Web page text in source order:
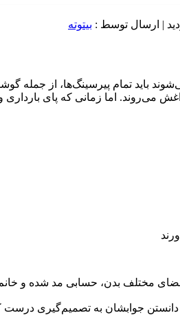
| ارسال توسط : بیتوته
می‌روند. اما زمانی که پای بارداری
جوابشان به تصمیم‌گیری